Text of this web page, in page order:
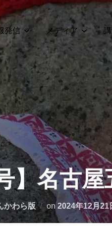
発信 メディア
】名古
かわら版 on投
稿
2024年12月21